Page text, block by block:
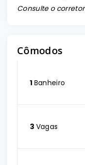
Consulte o
Cômodos
1 Banheiro
3 Vagas